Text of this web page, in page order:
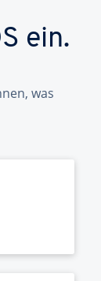
ein.
was